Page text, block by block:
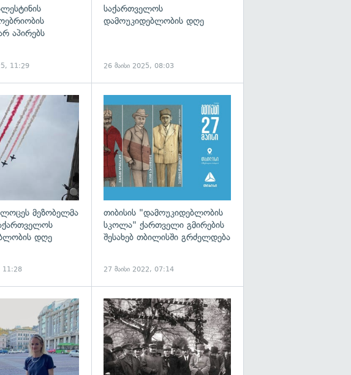
აპირებს
11:29
საქართველოს
დამოუკიდებლობის დღე
26 მაისი 2025, 08:03
გადახედვა
მეზობელმა
დღე
11:28
თიბისის "დამოუკიდებლობის
სკოლა" ქართველი გმირების
შესახებ თბილისში გრძელდება
27 მაისი 2022, 07:14
გადახედვა